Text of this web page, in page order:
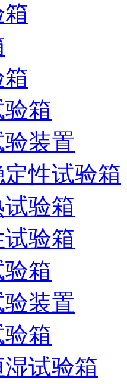
箱
装置
性试验箱
验箱
验箱
箱
装置
箱
试验箱